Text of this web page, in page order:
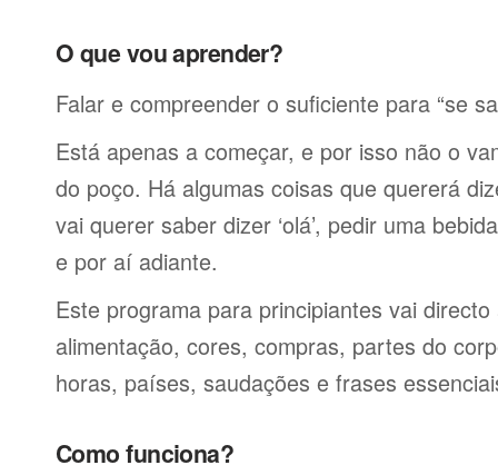
O que vou aprender?
Falar e compreender o suficiente para “se
Está apenas a começar, e por isso não o
do poço. Há algumas coisas que quererá
vai querer saber dizer ‘olá’, pedir uma
e por aí adiante.
Este programa para principiantes vai
alimentação, cores, compras, partes do
horas, países, saudações e frases
Como funciona?